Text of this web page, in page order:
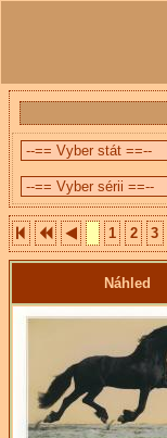
1 2 3
Náhled